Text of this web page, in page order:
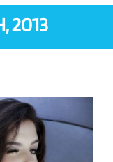
2013